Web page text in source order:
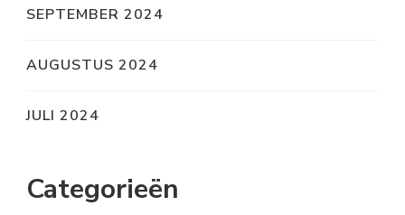
SEPTEMBER 2024
AUGUSTUS 2024
JULI 2024
Categorieën